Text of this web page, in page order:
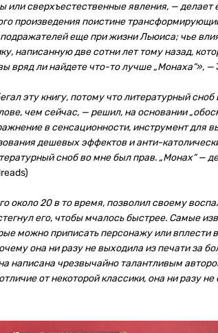
или сверхъестественные явления, — делает
произведения поистине
еще при жизни Льюиса; чье
написанную две сотни лет тому назад,
вряд ли найдете что-то лучше „Монаха“», —
эту книгу, потому что литературный
чем сейчас, — решил, на основании
в сенсационности, инструмент для
дешевых эффектов и анти-
сноб во мне был прав. „Монах“ —
около 20 в то время, позволил своему
его, чтобы мчалось быстрее. Самые
можно приписать персонажу или вплести
она ни разу не выходила из печати за
написана чрезвычайно талантливым
от некоторой классики, она ни разу